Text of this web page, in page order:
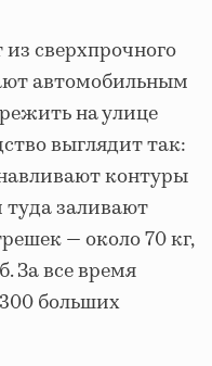
сверхпрочного
автомобильным
на улице
выглядит так:
контуры
туда заливают
— около 70 кг,
За все время
больших